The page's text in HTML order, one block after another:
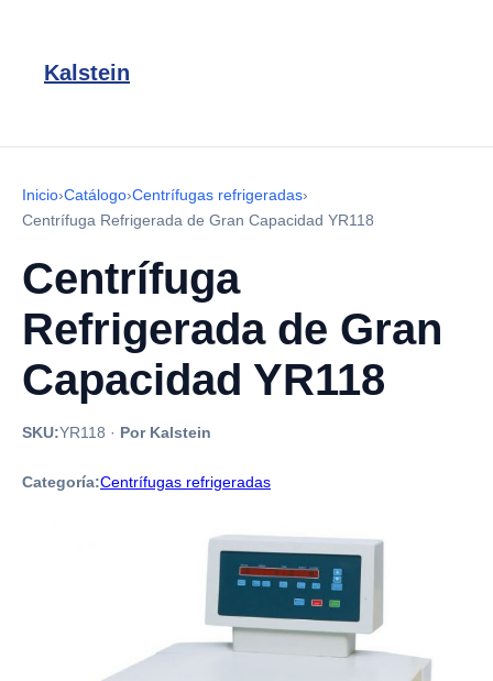
Kalstein
Inicio›Catálogo›Centrífugas refrigeradas›
Centrífuga Refrigerada de Gran Capacidad YR118
Centrífuga
Refrigerada de Gran
Capacidad YR118
SKU:YR118 · Por Kalstein
Categoría:Centrífugas refrigeradas